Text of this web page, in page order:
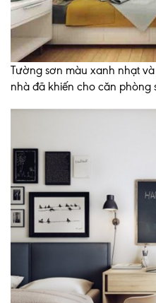
Tường sơn màu xanh nhạt
nhà đã khiến cho căn phòng